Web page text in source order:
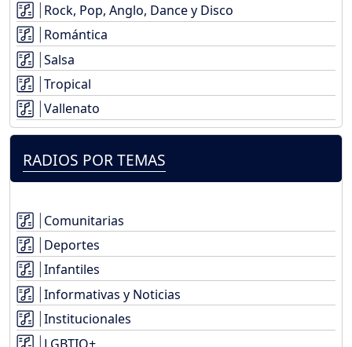
Rock, Pop, Anglo, Dance y Disco
Romántica
Salsa
Tropical
Vallenato
RADIOS POR TEMAS
Comunitarias
Deportes
Infantiles
Informativas y Noticias
Institucionales
LGBTIQ+